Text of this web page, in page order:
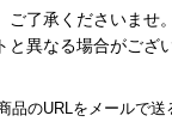
ご了承くださいませ
異なる場合がござ
品のURLをメールで送